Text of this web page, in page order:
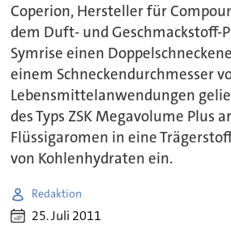
Coperion, Hersteller für
dem Duft- und Geschmackstoff-
Symrise einen
einem Schneckendurchmesser
Lebensmittelanwendungen
des Typs ZSK Megavolume Plus
Flüssigaromen in eine
von Kohlenhydraten ein.
Redaktion
25. Juli 2011